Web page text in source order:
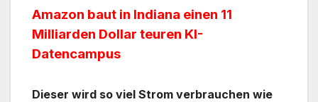
Amazon baut in Indiana einen 11
Milliarden Dollar teuren KI-
Datencampus
Dieser wird so viel Strom verbrauchen wie